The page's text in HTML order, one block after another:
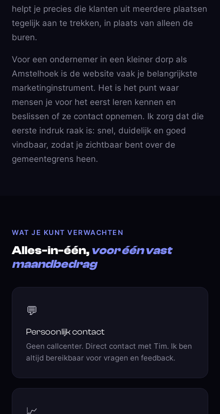
helpt je precies die klanten uit meerdere plaatsen
tegelijk aan te trekken, in plaats van alleen de
buren.
Voor een ondernemer in een kleiner dorp als
Amstelhoek is de website vaak je belangrijkste
marketinginstrument. Het is het punt waar
mensen je voor het eerst leren kennen en
beslissen of ze contact opnemen. Ik zorg dat die
eerste indruk raak is: snel, duidelijk en goed
vindbaar, zodat je zichtbaar bent over de
gemeentegrens heen.
WAT JE KUNT VERWACHTEN
Alles-in-één, voor één vast
maandbedrag
💬
Persoonlijk contact
Geen callcenter. Direct contact met Tim. Ik ben
altijd bereikbaar voor vragen en feedback.